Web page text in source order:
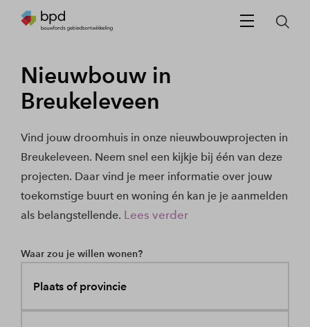
Nieuwbouw in
Breukeleveen
Vind jouw droomhuis in onze nieuwbouwprojecten in
Breukeleveen. Neem snel een kijkje bij één van deze
projecten. Daar vind je meer informatie over jouw
toekomstige buurt en woning én kan je je aanmelden
als belangstellende. Lees verder
Waar zou je willen wonen?
Plaats of provincie